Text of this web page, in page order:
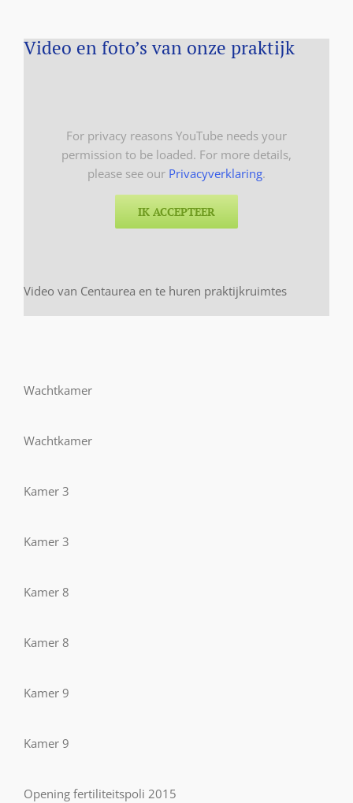
Video en foto’s van onze praktijk
For privacy reasons YouTube needs your
permission to be loaded. For more details,
please see our Privacyverklaring.
IK ACCEPTEER
Video van Centaurea en te huren praktijkruimtes
Wachtkamer
Wachtkamer
Kamer 3
Kamer 3
Kamer 8
Kamer 8
Kamer 9
Kamer 9
Opening fertiliteitspoli 2015